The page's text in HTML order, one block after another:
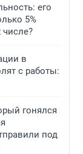
его
5%
в
с работы:
гонялся
под